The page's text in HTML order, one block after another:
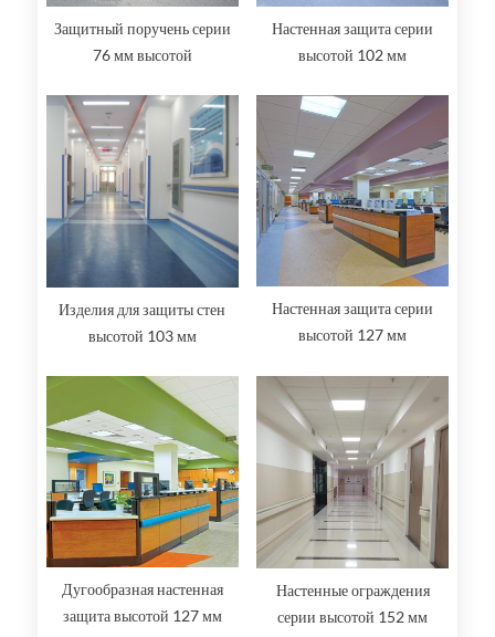
Защитный поручень серии
76 мм высотой
Настенная защита серии
высотой 102 мм
Изделия для защиты стен
высотой 103 мм
Настенная защита серии
высотой 127 мм
Дугообразная настенная
защита высотой 127 мм
Настенные ограждения
серии высотой 152 мм